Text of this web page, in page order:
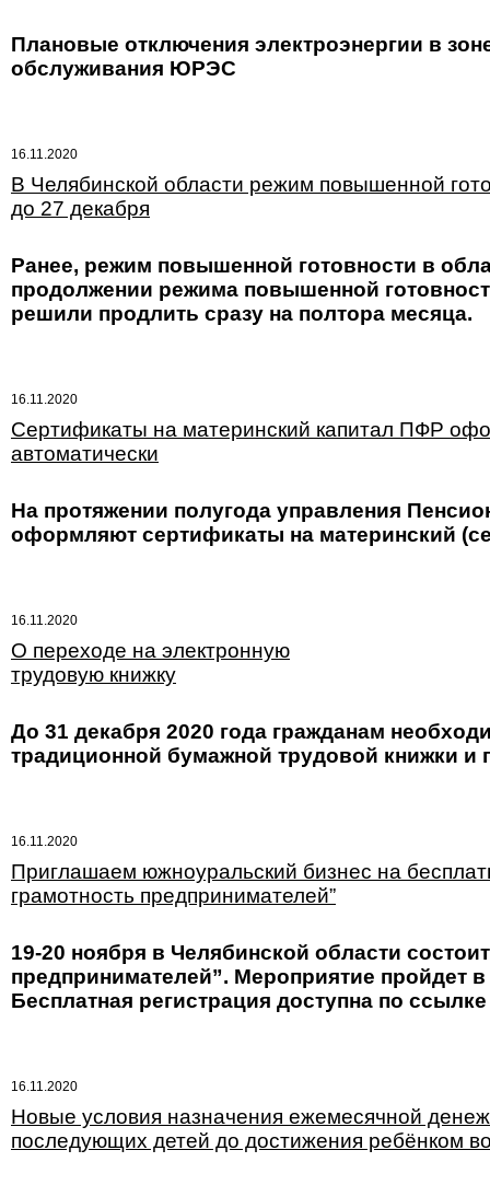
Плановые отключения электроэнергии в
обслуживания ЮРЭС
16.11.2020
В Челябинской области режим повышенной
до 27 декабря
Ранее, режим повышенной готовности в
продолжении режима повышенной
решили продлить сразу на полтора месяца.
16.11.2020
Сертификаты на материнский капитал ПФР
автоматически
На протяжении полугода управления
оформляют сертификаты на материнский
16.11.2020
О переходе на электронную
трудовую книжку
До 31 декабря 2020 года гражданам
традиционной бумажной трудовой книжки и
16.11.2020
Приглашаем южноуральский бизнес на
грамотность предпринимателей”
19-20 ноября в Челябинской области
предпринимателей”. Мероприятие пройдет
Бесплатная регистрация доступна по
16.11.2020
Новые условия назначения ежемесячной
последующих детей до достижения ребёнком